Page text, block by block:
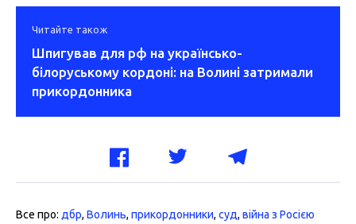
Читайте також
Шпигував для рф на українсько-
білоруському кордоні: на Волині затримали
прикордонника
Все про: дбр, Волинь, прикордонники, суд, війна з Росією